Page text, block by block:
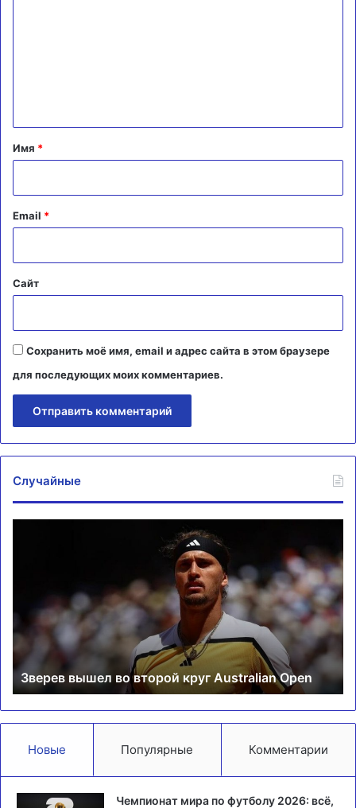
а
й
Имя *
Email *
Сайт
Сохранить моё имя, email и адрес сайта в этом браузере
для последующих моих комментариев.
Случайные
Australian
Зверев вышел во второй круг Australian Open
Новые Популярные Комментарии
Чемпионат мира по футболу 2026: всё,